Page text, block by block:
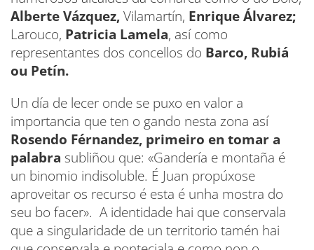
Alberte Vázquez,Vilamartín, Enrique Álvarez;
Larouco, Patricia Lamela, así como
representantes dos concellos do Barco, Rubiá
ou Petín.
Un día de lecer onde se puxo en valor a
importancia que ten o gando nesta zona así
Rosendo Férnandez, primeiro en tomar a
palabra subliñou que: «Gandería e montaña é
un binomio indisoluble. É Juan propúxose
aproveitar os recurso é esta é unha mostra do
seu bo facer». A identidade hai que conservala
que a singularidade de un territorio tamén hai